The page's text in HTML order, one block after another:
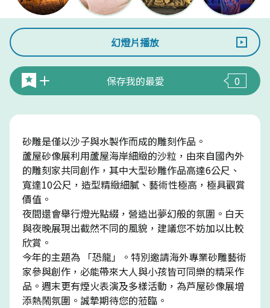
幻燈片播放
保存我的最愛 0
砂雕是僅以沙子與水製作而成的雕刻作品。
蘆屋砂像展利用蘆屋海岸細緻的沙粒，由來自國內外
的雕刻家共同創作，其中大型砂雕作品高達6公尺、
寬達10公尺，造型精緻細膩、藝術性極高，極具觀賞
價值。
夜間還會舉行燈光點綴，營造出夢幻般的氛圍。白天
與夜晚展現出截然不同的風貌，建議您不妨加以比較
欣賞。
今年的主題為 「恐龍」。特別邀請海外專業砂雕藝術
家參與創作，必能帶來大人與小孩皆可同樂的精采作
品。週末更有煙火表演及多樣活動，為芦屋砂像展增
添熱鬧氛圍。誠摯期待您的蒞臨。